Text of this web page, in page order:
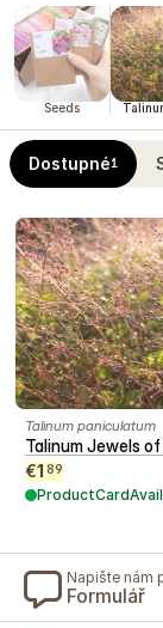
Seeds
Dostupné1
Talinum paniculatum
Talinum Jewels
€1 89
Napište nám
Formulář